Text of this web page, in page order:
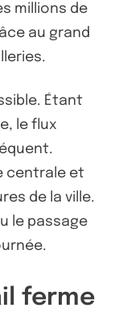
millions de
au grand
Étant
le flux
centrale et
de la ville.
le passage
ferme